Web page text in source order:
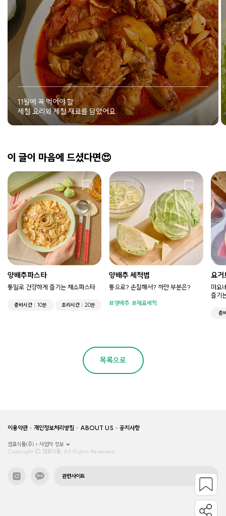
11월에 꼭 먹어야 할
제철 요리와 제철 재료를 담았어요.
이 글이 마음에 드셨다면😍
양배추파스타
통밀로 건강하게 즐기는 채소파스타
준비시간 10분 조리시간 20분
양배추 세척법
통으로? 손질해서? 까만 부분은?
양배추 재료세척
요거
마요
즐기
준
목록으로
이용약관 개인정보처리방침 ABOUT US 공지사항
샘표식품(주)
사업자 정보
Copyright © 샘표식품, All Rights Reserved.
관련사이트